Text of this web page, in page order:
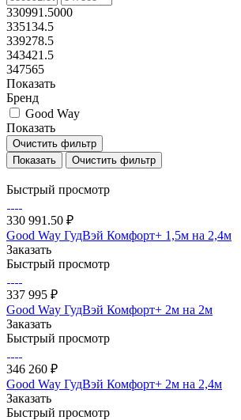
330991.5000
335134.5
339278.5
343421.5
347565
Показать
Бренд
Good Way
Показать
Очистить фильтр
Очистить фильтр
Быстрый просмотр
330 991.50 ₽
Good Way ГудВэй Комфорт+ 1,5м на 2,4м
Заказать
Быстрый просмотр
337 995 ₽
Good Way ГудВэй Комфорт+ 2м на 2м
Заказать
Быстрый просмотр
346 260 ₽
Good Way ГудВэй Комфорт+ 2м на 2,4м
Заказать
Быстрый просмотр